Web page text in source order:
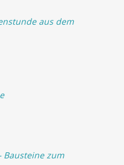
aus dem
Bausteine zum